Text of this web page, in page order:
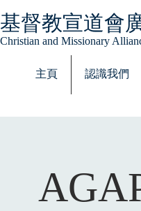
基督教宣道會
Christian and Missionary
主頁 認識我們